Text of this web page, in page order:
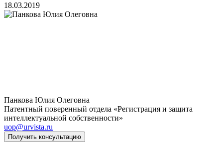
18.03.2019
Панкова Юлия Олеговна
Патентный поверенный отдела «Регистрация и защита
интеллектуальной собственности»
uop@urvista.ru
Получить консультацию